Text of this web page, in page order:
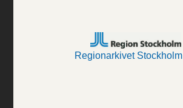
Regionarkivet Stockholm